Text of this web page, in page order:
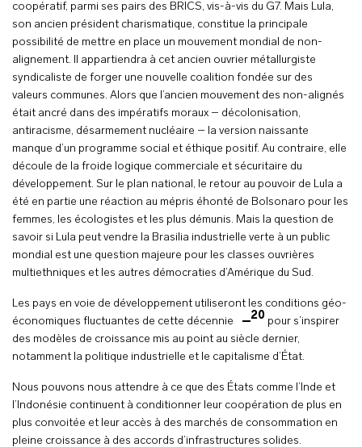
coopératif, parmi ses pairs des BRICS, vis-à-vis du G7. Mais Lula,
son ancien président charismatique, constitue la principale
possibilité de mettre en place un mouvement mondial de non-
alignement. Il appartiendra à cet ancien ouvrier métallurgiste
syndicaliste de forger une nouvelle coalition fondée sur des
valeurs communes. Alors que l’ancien mouvement des non-alignés
était ancré dans des impératifs moraux – décolonisation,
antiracisme, désarmement nucléaire – la version naissante
manque d’un programme social et éthique positif. Au contraire, elle
découle de la froide logique commerciale et sécuritaire du
développement. Sur le plan national, le retour au pouvoir de Lula a
été en partie une réaction au mépris éhonté de Bolsonaro pour les
femmes, les écologistes et les plus démunis. Mais la question de
savoir si Lula peut vendre la Brasilia industrielle verte à un public
mondial est une question majeure pour les classes ouvrières
multiethniques et les autres démocraties d’Amérique du Sud.
Les pays en voie de développement utiliseront les conditions géo-
économiques fluctuantes de cette décennie
20 pour s’inspirer
des modèles de croissance mis au point au siècle dernier,
notamment la politique industrielle et le capitalisme d’État.
Nous pouvons nous attendre à ce que des États comme l’Inde et
l’Indonésie continuent à conditionner leur coopération de plus en
plus convoitée et leur accès à des marchés de consommation en
pleine croissance à des accords d’infrastructures solides.